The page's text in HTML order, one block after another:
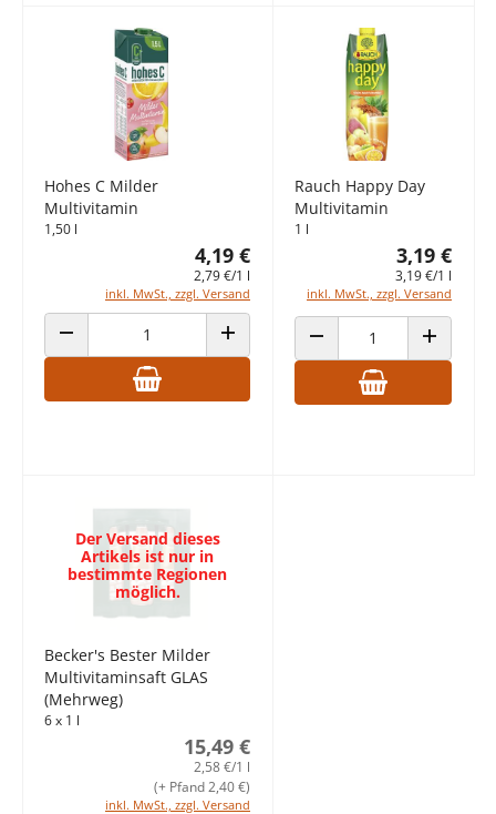
Hohes C Milder
Multivitamin
1,50 l
4,19 €
2,79 €/1 l
inkl. MwSt., zzgl. Versand
ANZAHL VERRINGERN ANZAHL ERHÖHEN
Rauch Happy Day
Multivitamin
1 l
3,19 €
3,19 €/1 l
inkl. MwSt., zzgl. Versand
ANZAHL VERRINGERNANZAHL
Der Versand dieses
Artikels ist nur in
bestimmte Regionen
möglich.
Becker's Bester Milder
Multivitaminsaft GLAS
(Mehrweg)
6 x 1 l
15,49 €
2,58 €/1 l
inkl. MwSt., zzgl. Versand
(+ Pfand 2,40 €)